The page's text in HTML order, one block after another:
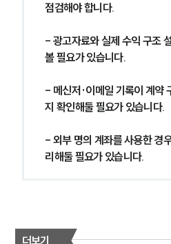
그룹
그룹소개
통합검
점검해야 합니다.
- 광고자료와 실제 수익 구조
볼 필요가 있습니다.
- 메신저·이메일 기록이 계약
지 확인해둘 필요가 있습니다.
- 외부 명의 계좌를 사용한 경
리해둘 필요가 있습니다.
더보기